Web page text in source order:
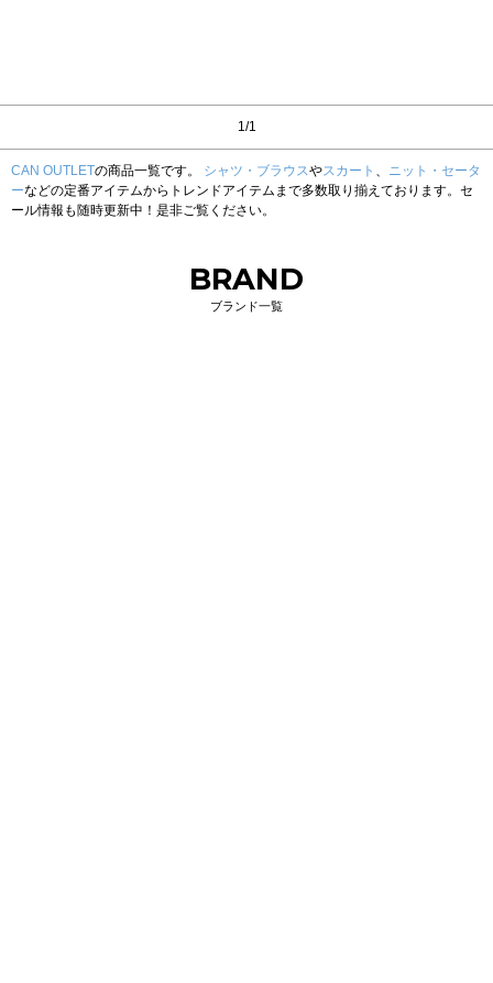
1/1
CAN OUTLETの商品一覧です。 シャツ・ブラウスやスカート
ニット・セータ
ーなどの定番アイテムからトレンドアイテムまで多数取り揃えております。セ
ール情報も随時更新中！是非ご覧ください。
BRAND
ブランド一覧